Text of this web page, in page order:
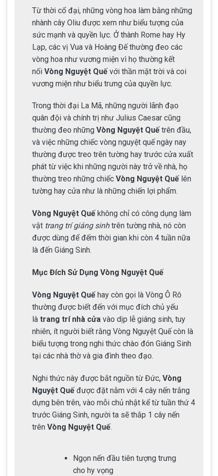
Từ thời cổ đại, những vòng hoa làm bằng những
nhành cây Oliu được xem như biểu tượng của
sức mạnh và quyền lực. Ở thành Rome hay Hy
Lạp, các vị Vua và Hoàng Đế thường đeo các
vòng hoa như vương miện vì họ thường kết
nối Vòng Nguyệt Quếvới thần mặt trời và coi
vương miện như biểu trưng của quyền lực.
Trong thời đại La Mã, những người lãnh đạo
quân đội và chính trị như Julius Caesar cũng
thường đeo những Vòng Nguyệt Quếtrên đầu,
và việc những chiếc vòng nguyệt quế ngày nay
thường được treo trên tường hay trước cửa xuất
phát từ việc khi những người này trở về nhà, họ
thường treo những chiếc Vòng Nguyệt Quếlên
tường hay cửa như là những chiến lợi phẩm.
Vòng Nguyệt Quếkhông chỉ có công dụng làm
vật trang trí giáng sinhtrên tường nhà, nó còn
được dùng để đếm thời gian khi còn 4 tuần nữa
là đến Giáng Sinh.
Mục Đích Sử Dụng Vòng Nguyệt Quế
Vòng Nguyệt Quếhay còn gọi là Vòng Ô Rô
thường được biết đến với mục đích chủ yếu
là trang trí nhà cửa vào dịp lễ giáng sinh, tuy
nhiên, ít người biết rằng Vòng Nguyệt Quế còn là
biểu tượng trong nghi thức chào đón Giáng Sinh
tại các nhà thờ và gia đình theo đạo.
Nghi thức này được bắt nguồn từ Đức, Vòng
Nguyệt Quếđược đặt nằm với 4 cây nến trắng
dựng bên trên, vào mỗi chủ nhật kể từ tuần thứ 4
trước Giáng Sinh, người ta sẽ thắp 1 cây nến
trên Vòng Nguyệt Quế.
Ngọn nến đầu tiên tượng trưng
cho hy vọng